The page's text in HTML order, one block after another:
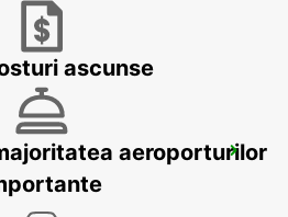
ascunse
aeroporturilor